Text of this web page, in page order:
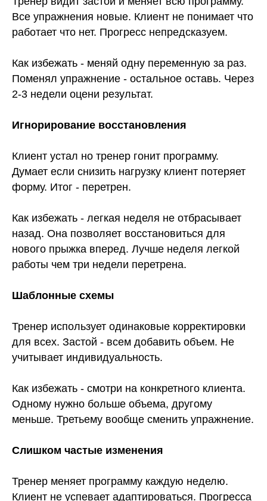
Все упражнения новые. Клиент не понимает что
работает что нет. Прогресс непредсказуем.
Как избежать - меняй одну переменную за раз.
Поменял упражнение - остальное оставь. Через
2-3 недели оцени результат.
Игнорирование восстановления
Клиент устал но тренер гонит программу.
Думает если снизить нагрузку клиент потеряет
форму. Итог - перетрен.
Как избежать - легкая неделя не отбрасывает
назад. Она позволяет восстановиться для
нового прыжка вперед. Лучше неделя легкой
работы чем три недели перетрена.
Шаблонные схемы
Тренер использует одинаковые корректировки
для всех. Застой - всем добавить объем. Не
учитывает индивидуальность.
Как избежать - смотри на конкретного клиента.
Одному нужно больше объема, другому
меньше. Третьему вообще сменить упражнение.
Слишком частые изменения
Тренер меняет программу каждую неделю.
Клиент не успевает адаптироваться. Прогресса
ГЛЕБ ФОСТЕНКО
Стаж работы персональным тренером более 6
лет в сетях FitnessHolding, Физика, Alex Fitness.
Провел и проанализировал более 850 стартовых
тренировок
по маркетингу и продажам для фитнес-
эффективную систему продаж услуг
персонального тренера с конверсией